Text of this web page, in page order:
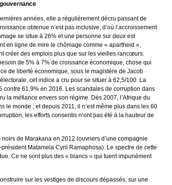
années, elle a régulièrement décru passant de
obtenue n’est pas inclusive, d’où l’accroissement
se situe à 26% et une personne sur deux est
en ligne de mire le chômage comme « apartheid »,
créer des emplois plus que sur les vieilles rancœurs.
de 5% à 7% de croissance économique, chose qui
de liberté économique, sous le magistère de Jacob
cet indice a cru pour se situer à 62,5/100. La
contre 61,9% en 2016. Les scandales de corruption dans
la méfiance envers son régime. Dès 2007, l’Afrique du
le monde ; et depuis 2011, il n’est même plus dans les 60
les efforts consentis n’ont pas été à la hauteur de
de Marakana en 2012 (ouvriers d’une compagnie
Matamela Cyril Ramaphosa). Le spectre de cette
Ce ne sont plus des « blancs » qui tuent impunément
sur les vestiges de discours dépassés, sur une